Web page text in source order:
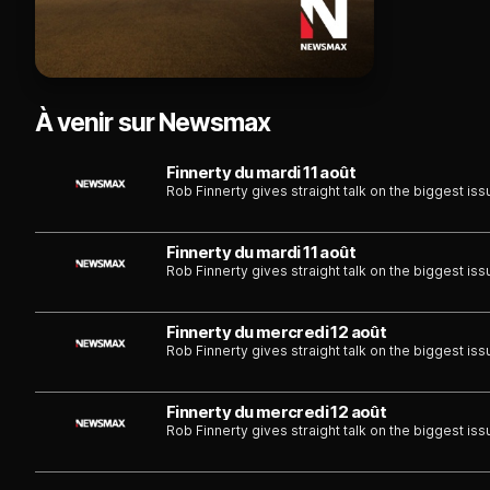
À venir sur Newsmax
Finnerty du mardi 11 août
Rob Finnerty gives straight talk on the biggest
Finnerty du mardi 11 août
Rob Finnerty gives straight talk on the biggest
Finnerty du mercredi 12 août
Rob Finnerty gives straight talk on the biggest
Finnerty du mercredi 12 août
Rob Finnerty gives straight talk on the biggest